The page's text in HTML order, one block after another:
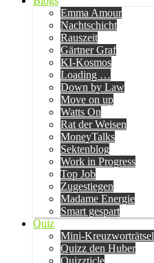
Emma Amour
Nachtschicht
Rauszeit
Gärtner Graf
KI-Kosmos
Loading …
Down by Law
Move on up
Watts On
Rat der Weisen
MoneyTalks
Sektenblog
Work in Progress
Top Job
Zugestiegen
Madame Energie
Smart gespart
Quiz
Mini-Kreuzworträtsel
Quizz den Huber
Quizzticle